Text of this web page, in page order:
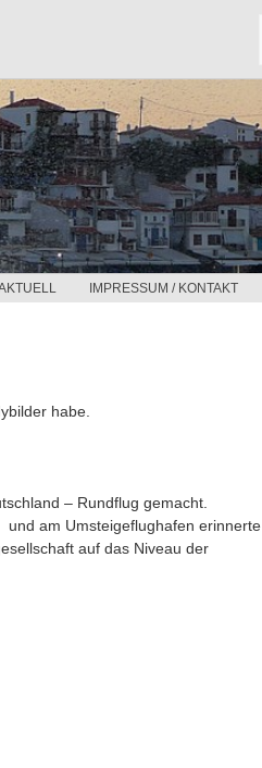
IMPRESSUM / KONTAKT
habe
– Rundflug gemacht.
am Umsteigeflughafen erinnerte
auf das Niveau der